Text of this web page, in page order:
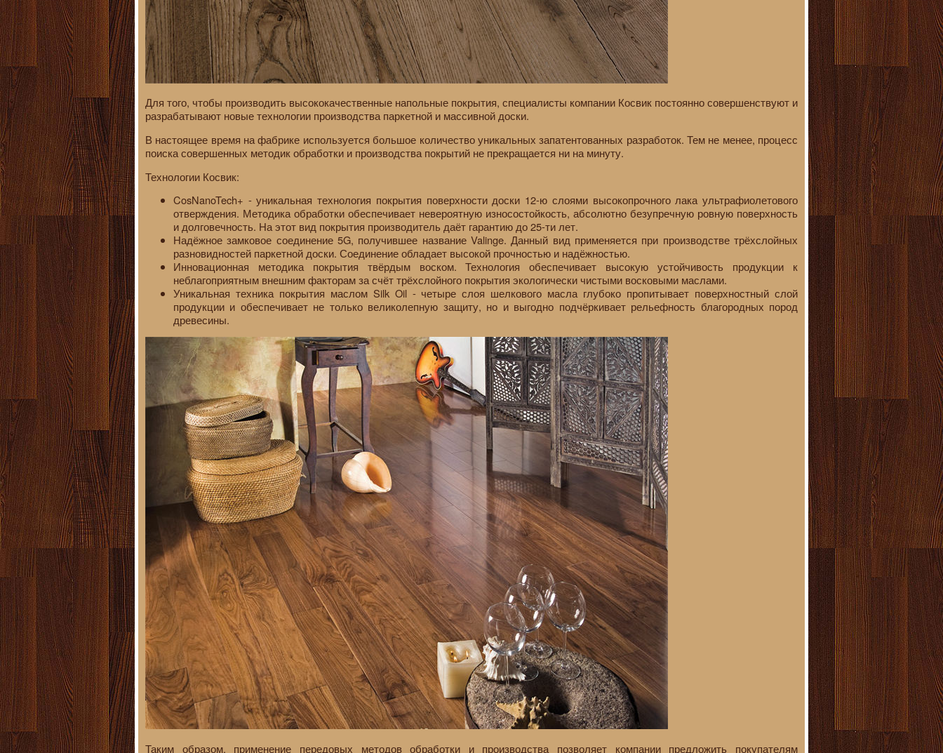
Для того, чтобы производить высококачественные напольные покрытия, специалисты компании Косвик постоянно совершенствуют и
разрабатывают новые технологии производства паркетной и массивной доски.
В настоящее время на фабрике используется большое количество уникальных запатентованных разработок. Тем не менее, процесс
поиска совершенных методик обработки и производства покрытий не прекращается ни на минуту.
Технологии Косвик:
CosNanoTech+ - уникальная технология покрытия поверхности доски 12-ю слоями высокопрочного лака ультрафиолетового
отверждения. Методика обработки обеспечивает невероятную износостойкость, абсолютно безупречную ровную поверхность
и долговечность. На этот вид покрытия производитель даёт гарантию до 25-ти лет.
Надёжное замковое соединение 5G, получившее название Valinge. Данный вид применяется при производстве трёхслойных
разновидностей паркетной доски. Соединение обладает высокой прочностью и надёжностью.
Инновационная методика покрытия твёрдым воском. Технология обеспечивает высокую устойчивость продукции к
неблагоприятным внешним факторам за счёт трёхслойного покрытия экологически чистыми восковыми маслами.
Уникальная техника покрытия маслом Silk Oil - четыре слоя шелкового масла глубоко пропитывает поверхностный слой
продукции и обеспечивает не только великолепную защиту, но и выгодно подчёркивает рельефность благородных пород
древесины.
Таким образом, применение передовых методов обработки и производства позволяет компании предложить покупателям